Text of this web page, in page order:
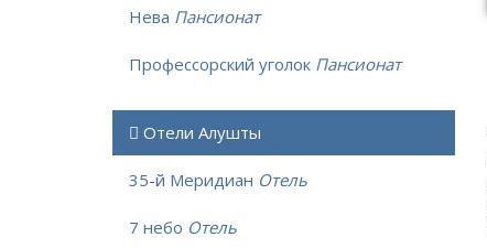
Нева Пансионат
Профессорский уголок Пансионат
Отели Алушты
35-й Меридиан Отель
7 небо Отель